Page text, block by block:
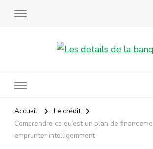
Accueil
Le crédit
Comprendre ce qu’est un plan de
emprunter intelligemment